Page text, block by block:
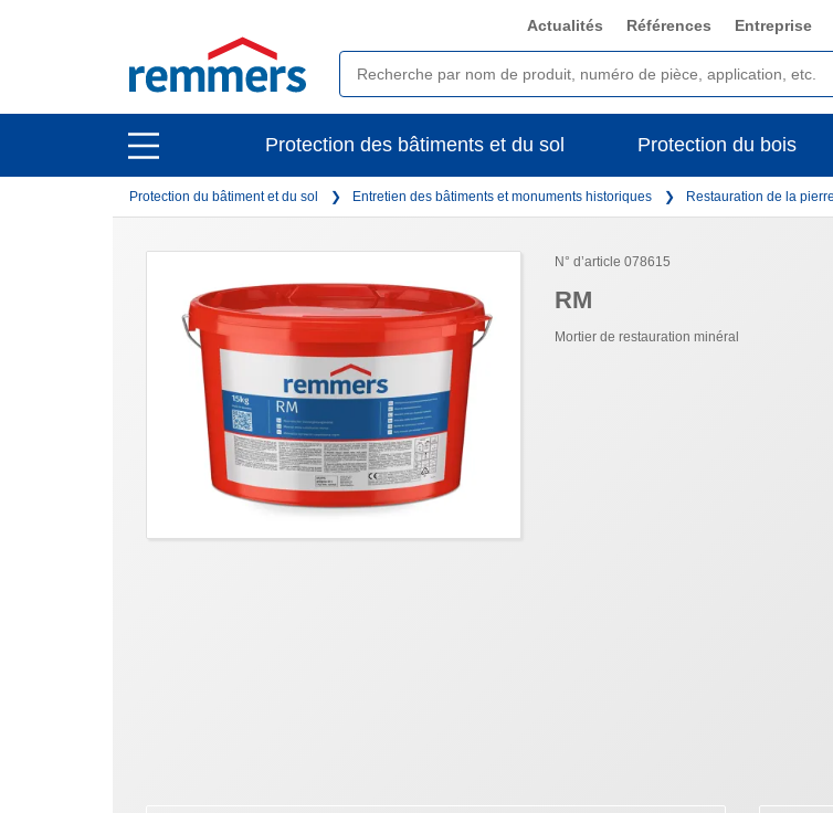
open
main
navigation
Actualités Références Entreprise
open
main
Protection des bâtiments et du sol Protection du bois
Protection du bâtiment et du sol Entretien des bâtiments et monuments historiques Restauration de la pierre
N° d’article 078615
RM
Mortier de restauration minéral